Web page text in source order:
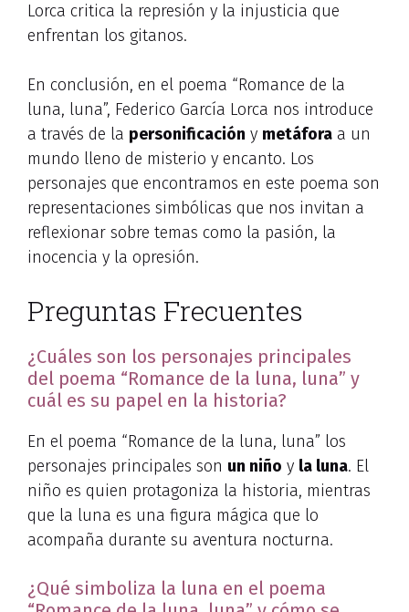
Lorca critica la represión y la injusticia que
enfrentan los gitanos.
En conclusión, en el poema “Romance de la
luna, luna”, Federico García Lorca nos introduce
a través de la personificación y metáfora a un
mundo lleno de misterio y encanto. Los
personajes que encontramos en este poema son
representaciones simbólicas que nos invitan a
reflexionar sobre temas como la pasión, la
inocencia y la opresión.
Preguntas Frecuentes
¿Cuáles son los personajes principales
del poema “Romance de la luna, luna” y
cuál es su papel en la historia?
En el poema “Romance de la luna, luna” los
personajes principales son un niño y la luna. El
niño es quien protagoniza la historia, mientras
que la luna es una figura mágica que lo
acompaña durante su aventura nocturna.
¿Qué simboliza la luna en el poema